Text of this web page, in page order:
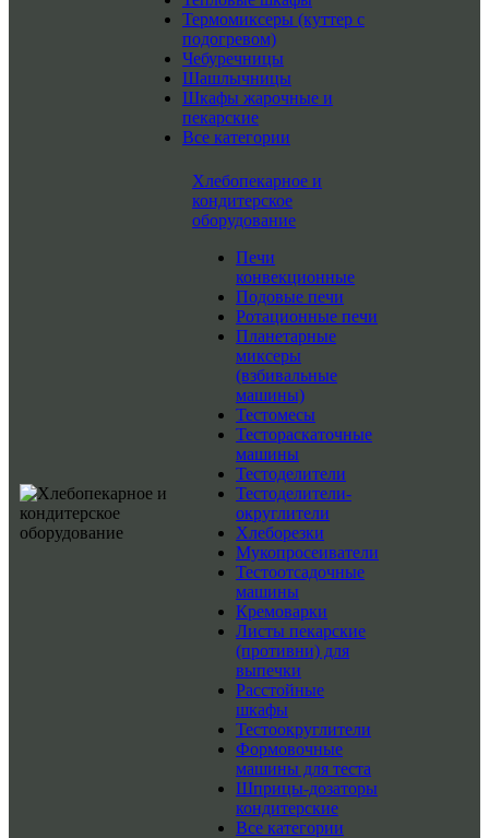
Термомиксеры (куттер с
подогревом)
Чебуречницы
Шашлычницы
Шкафы жарочные и
пекарские
Все категории
Хлебопекарное и
кондитерское
оборудование
Печи
конвекционные
Подовые печи
Ротационные печи
Планетарные
миксеры
(взбивальные
машины)
Тестомесы
Тестораскаточные
машины
Тестоделители
Тестоделители-
округлители
Хлеборезки
Мукопросеиватели
Тестоотсадочные
машины
Кремоварки
Листы пекарские
(противни) для
выпечки
Расстойные
шкафы
Тестоокруглители
Формовочные
машины для теста
Шприцы-дозаторы
кондитерские
Все категории